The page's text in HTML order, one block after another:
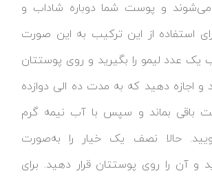
و پوست شما دوباره شاداب و
استفاده از این ترکیب به این صورت
عدد لیمو را بگیرید و روی پوستتان
و اجازه دهید که به مدت ده الی دوازده
باقی بماند و سپس با آب نیمه گرم
حالا نصف یک خیار را به‌صورت
و آن را روی پوستتان قرار دهید. برای